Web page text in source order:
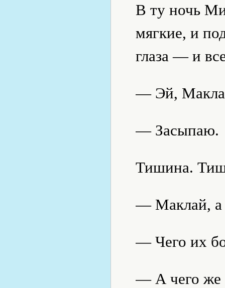
В ту ночь
мягкие, и
глаза — и
— Эй,
— Засыпаю.
Тишина.
— Маклай, а
— Чего их
— А чего же